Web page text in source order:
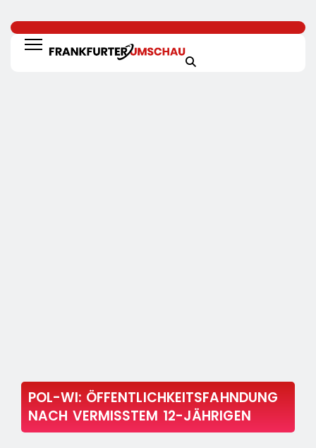
POL-WI: ÖFFENTLICHKEITSFAHNDUNG
NACH VERMISSTEM 12-JÄHRIGEN